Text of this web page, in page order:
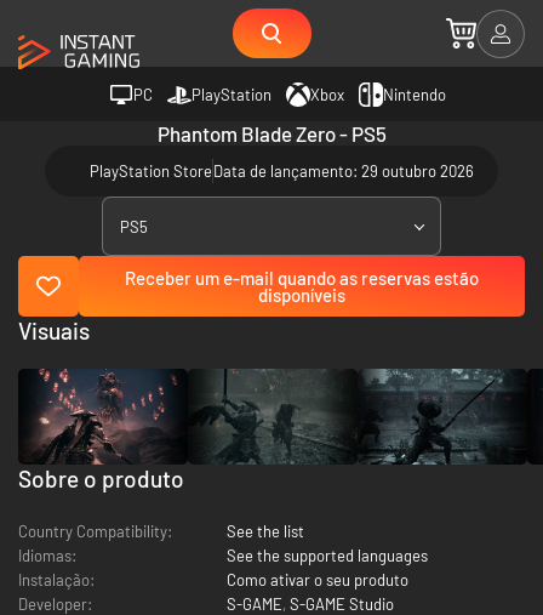
PC PlayStation Xbox Nintendo
Phantom Blade Zero - PS5
PlayStation StoreData de lançamento: 29 outubro 2026
PS5
Receber um e-mail quando as reservas estão
disponíveis
Sobre o produto
Country Compatibility:
See the list
Idiomas:
See the supported languages
Instalação:
Como ativar o seu produto
Developer:
S-GAME, S-GAME Studio
Visuais